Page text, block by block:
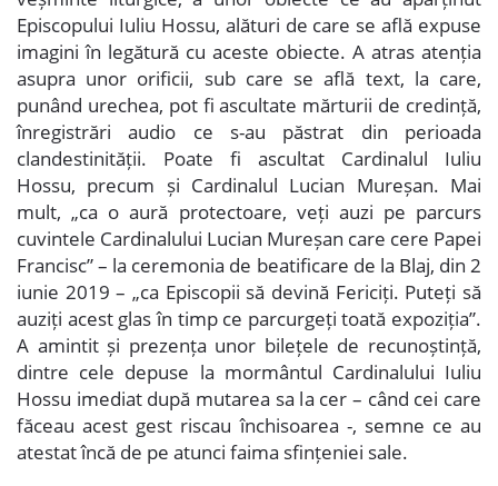
Episcopului Iuliu Hossu, alături de care se află expuse
imagini în legătură cu aceste obiecte. A atras atenția
asupra unor orificii, sub care se află text, la care,
punând urechea, pot fi ascultate mărturii de credință,
înregistrări audio ce s-au păstrat din perioada
clandestinității. Poate fi ascultat Cardinalul Iuliu
Hossu, precum și Cardinalul Lucian Mureșan. Mai
mult, „ca o aură protectoare, veți auzi pe parcurs
cuvintele Cardinalului Lucian Mureșan care cere Papei
Francisc” – la ceremonia de beatificare de la Blaj, din 2
iunie 2019 – „ca Episcopii să devină Fericiți. Puteți să
auziți acest glas în timp ce parcurgeți toată expoziția”.
A amintit și prezența unor bilețele de recunoștință,
dintre cele depuse la mormântul Cardinalului Iuliu
Hossu imediat după mutarea sa la cer – când cei care
făceau acest gest riscau închisoarea -, semne ce au
atestat încă de pe atunci faima sfințeniei sale.